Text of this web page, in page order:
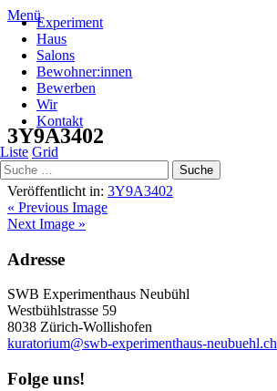
MenüExperiment
Haus
Salons
Bewohner:innen
Bewerben
Wir
Kontakt
Liste Grid
2560 × 1707
3Y9A3402
Veröffentlicht in: 3Y9A3402
« Previous Image
Next Image »
Adresse
SWB Experimenthaus Neubühl
Westbühlstrasse 59
8038 Zürich-Wollishofen
kuratorium@swb-experimenthaus-neubuehl.ch
Folge uns!